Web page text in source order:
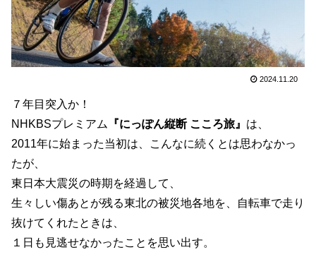
2024.11.20
７年目突入か！
NHKBSプレミアム
『にっぽん縦断 こころ旅』 は、
2011年に始まった当初は、こんなに続くとは思わなかっ
たが、
東日本大震災の時期を経過して、
生々しい傷あとが残る東北の被災地各地を、自転車で走り
抜けてくれたときは、
１日も見逃せなかったことを思い出す。